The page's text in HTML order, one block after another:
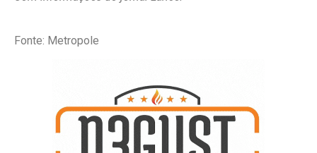
Fonte: Metropole